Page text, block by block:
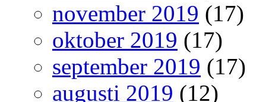
november 2019 (17)
oktober 2019 (17)
september 2019 (17)
augusti 2019 (12)